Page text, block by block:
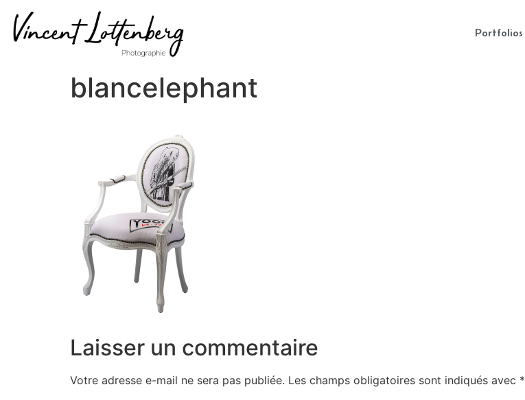
Portfolios
blancelephant
Laisser un commentaire
Votre adresse e-mail ne sera pas publiée. Les champs obligatoires sont indiqués avec *